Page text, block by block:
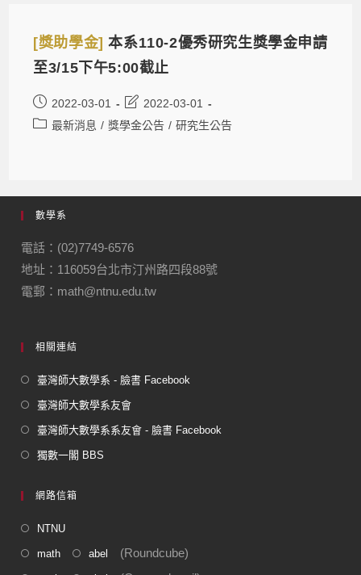
[獎助學金]本系110-2優秀研究生獎學金申請
至3/15下午5:00截止
2022-03-01
2022-03-01
最新消息 / 獎學金公告 / 研究生公告
數學系
電話：(02)7749-6576
地址：116059台北市汀州路四段88號
電郵：math@ntnu.edu.tw
相關連結
臺灣師大數學系 - 臉書 Facebook
臺灣師大數學系友會
臺灣師大數學系系友會 - 臉書 Facebook
獨數一閣 BBS
網路信箱
NTNU
math abel (Roundcube)